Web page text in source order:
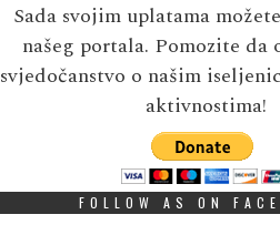
Sada svojim uplatama
našeg portala. Pomozite da
svjedočanstvo o našim
aktivnostima!
FOLLOW AS ON